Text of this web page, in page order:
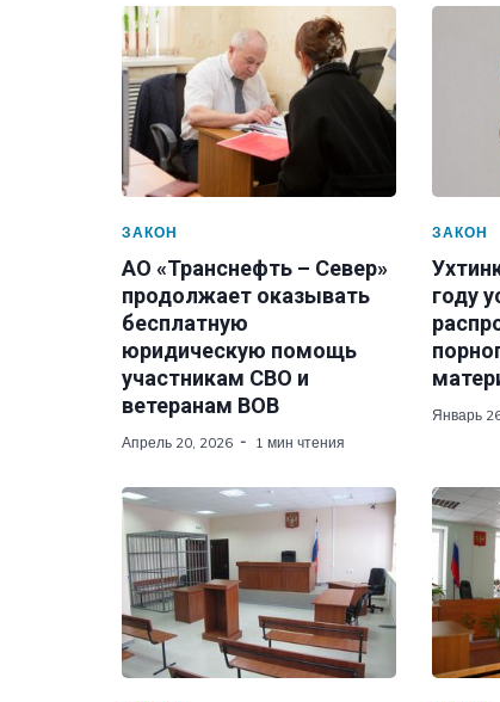
ЗАКОН
АО «Транснефть – Север»
продолжает оказывать
бесплатную
юридическую помощь
участникам СВО и
ветеранам ВОВ
Апрель 20, 2026 1 мин чтения
ЗАКОН
году
Январь